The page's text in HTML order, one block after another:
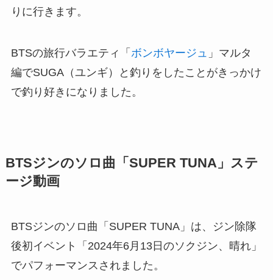
りに行きます。
BTSの旅行バラエティ「 ボンボヤージュ 」マルタ
編でSUGA（ユンギ）と釣りをしたことがきっかけ
で釣り好きになりました。
BTSジンのソロ曲「SUPER TUNA」ステ
ージ動画
BTSジンのソロ曲「SUPER TUNA」は、ジン除隊
後初イベント「2024年6月13日のソクジン、晴れ」
でパフォーマンスされました。